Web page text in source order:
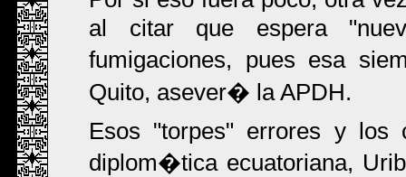
al citar que espera
fumigaciones, pues esa
Quito, asever� la APDH.
Esos "torpes" errores y los
diplom�tica ecuatoriana,